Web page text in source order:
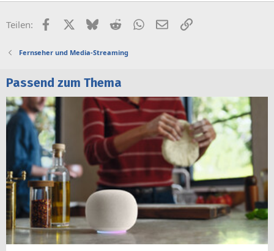
Teilen: FacebookX (Twitter)
BlueskyRedditWhatsApp
E-MailLink
Fernseher und Media-Streaming
Passend zum Thema